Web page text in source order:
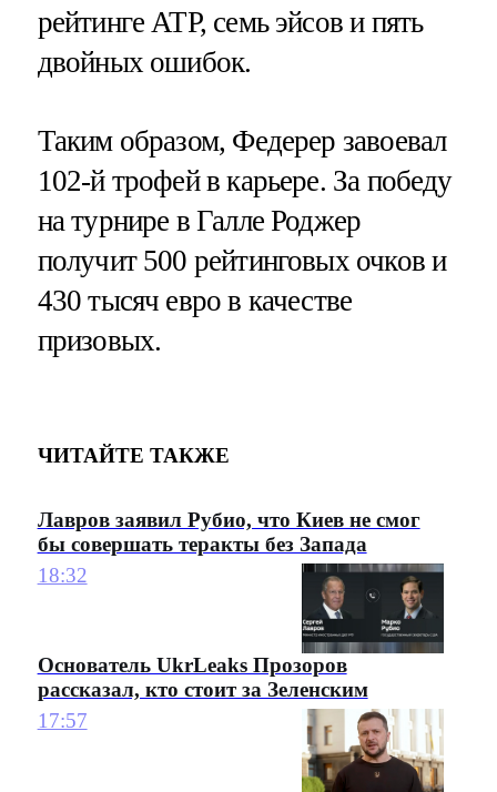
рейтинге ATP, семь эйсов и пять
двойных ошибок.
Таким образом, Федерер завоевал
102-й трофей в карьере. За победу
на турнире в Галле Роджер
получит 500 рейтинговых очков и
430 тысяч евро в качестве
призовых.
ЧИТАЙТЕ ТАКЖЕ
Лавров заявил Рубио, что Киев не смог
бы совершать теракты без Запада
18:32
Основатель UkrLeaks Прозоров
рассказал, кто стоит за Зеленским
17:57